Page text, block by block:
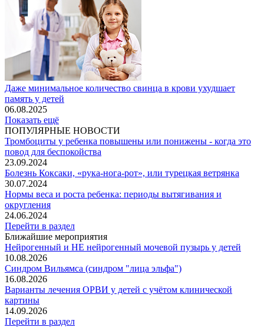
Даже минимальное количество свинца в крови ухудшает
память у детей
06.08.2025
Показать ещё
ПОПУЛЯРНЫЕ НОВОСТИ
Тромбоциты у ребенка повышены или понижены - когда это
повод для беспокойства
23.09.2024
Болезнь Коксаки, «рука-нога-рот», или турецкая ветрянка
30.07.2024
Нормы веса и роста ребенка: периоды вытягивания и
округления
24.06.2024
Перейти в раздел
Ближайшие мероприятия
Нейрогенный и НЕ нейрогенный мочевой пузырь у детей
10.08.2026
Синдром Вильямса (синдром "лица эльфа")
16.08.2026
Варианты лечения ОРВИ у детей с учётом клинической
картины
14.09.2026
Перейти в раздел